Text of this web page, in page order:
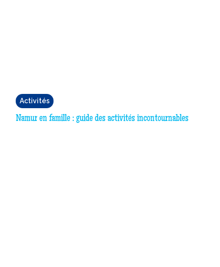
Activités
Namur en famille : guide des activités incontournables